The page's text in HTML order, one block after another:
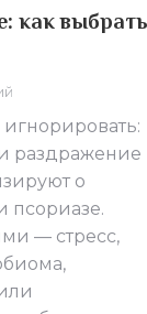
как выбрать
раздражение
о
псориазе.
— стресс,